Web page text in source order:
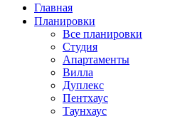
Главная
Планировки
Все планировки
Студия
Апартаменты
Вилла
Дуплекс
Пентхаус
Таунхаус